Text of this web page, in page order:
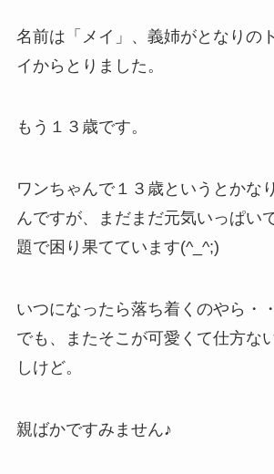
名前は「メイ」、義姉がとなりの
イからとりました。
もう１３歳です。
ワンちゃんで１３歳というとかな
んですが、まだまだ元気いっぱい
題で困り果てています(^_^;)
いつになったら落ち着くのやら・
でも、またそこが可愛くて仕方な
しけど。
親ばかですみません♪